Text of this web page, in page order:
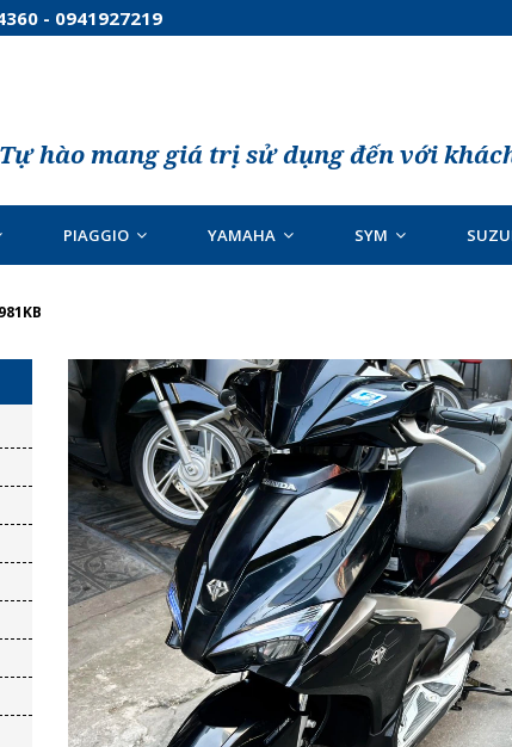
- 0941927219
Tự hào mang giá trị sử dụng đến với
PIAGGIO YAMAHA SYM